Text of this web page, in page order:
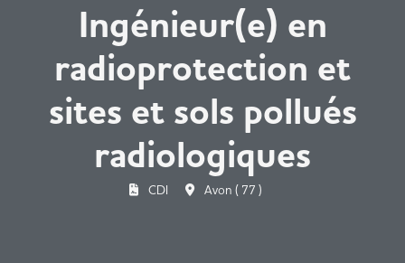
Ingénieur(e) en
radioprotection et
sites et sols pollués
radiologiques
CDI Avon ( 77 )